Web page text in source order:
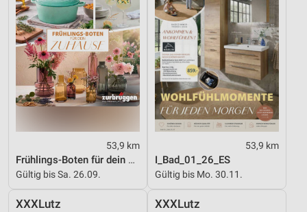
53,9 km
Frühlings-Boten für dein Zuhause
Gültig bis Sa. 26.09.
53,9 km
I_Bad_01_26_ES
Gültig bis Mo. 30.11.
XXXLutz XXXLutz